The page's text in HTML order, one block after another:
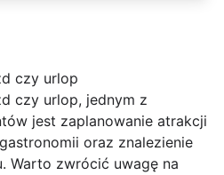
czy urlop
czy urlop, jednym z
jest zaplanowanie atrakcji
oraz znalezienie
Warto zwrócić uwagę na